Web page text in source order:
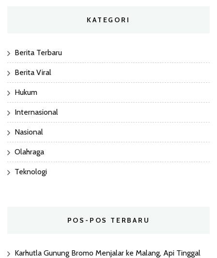
KATEGORI
Berita Terbaru
Berita Viral
Hukum
Internasional
Nasional
Olahraga
Teknologi
POS-POS TERBARU
Karhutla Gunung Bromo Menjalar ke Malang, Api Tinggal